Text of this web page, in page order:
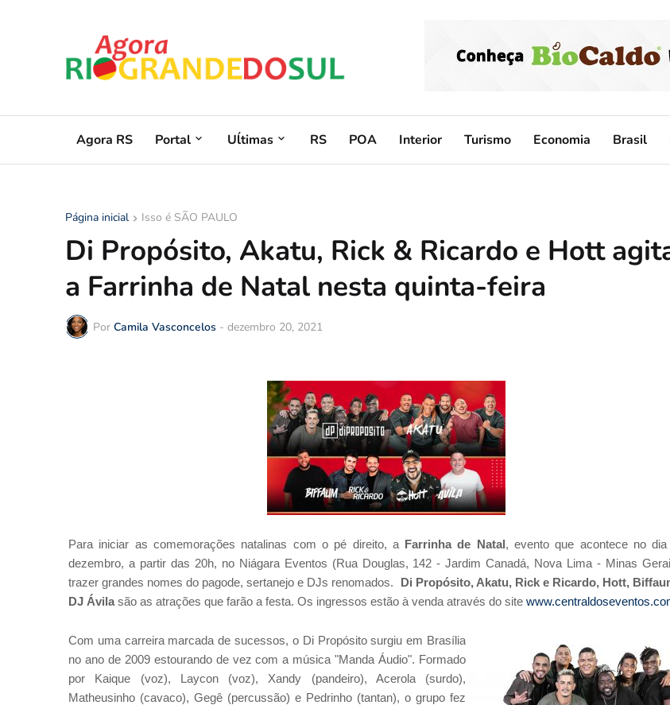
Agora RS Portal Uĺtimas RS POA Interior Turismo Economia Brasil
Página inicial Isso é SÃO PAULO
Di Propósito, Akatu, Rick & Ricardo e Hott
a Farrinha de Natal nesta quinta-feira
Por Camila Vasconcelos - dezembro 20, 2021
Para iniciar as comemorações natalinas com o pé direito, a Farrinha de Natal , evento que acontece no
dezembro, a partir das 20h, no Niágara Eventos (Rua Douglas, 142 - Jardim Canadá, Nova Lima - Minas
trazer grandes nomes do pagode, sertanejo e DJs renomados.
Di Propósito, Akatu, Rick e Ricardo, Hott,
DJ Ávila são as atrações que farão a festa. Os ingressos estão à venda através do site
Com uma carreira marcada de sucessos, o Di Propósito surgiu em Brasília
no ano de 2009 estourando de vez com a música "Manda Áudio". Formado
por Kaique (voz), Laycon (voz), Xandy (pandeiro), Acerola (surdo),
Matheusinho (cavaco), Gegê (percussão) e Pedrinho (tantan), o grupo fez